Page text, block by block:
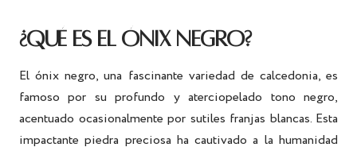
¿QUÉ ES EL ÓNIX NEGRO?
El ónix negro, una fascinante variedad de calcedonia, es
famoso por su profundo y aterciopelado tono negro,
acentuado ocasionalmente por sutiles franjas blancas. Esta
impactante piedra preciosa ha cautivado a la humanidad